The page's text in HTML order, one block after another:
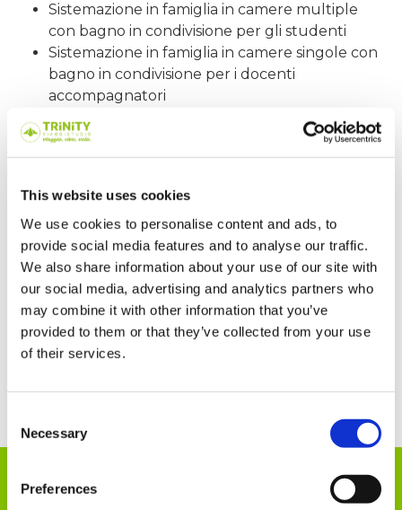
This website uses cookies
We use cookies to personalise content and ads, to
provide social media features and to analyse our traffic.
We also share information about your use of our site with
our social media, advertising and analytics partners who
may combine it with other information that you’ve
provided to them or that they’ve collected from your use
of their services.
Selection
Necessary
Preferences
Sistemazione in famiglia in camere multiple
con bagno in condivisione per gli studenti
Sistemazione in famiglia in camere singole con
bagno in condivisione per i docenti
accompagnatori
Trattamento di mezza pensione
Il programma didattico